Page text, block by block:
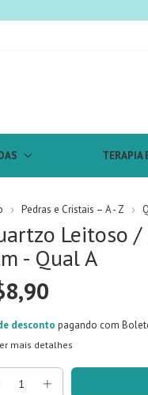
TERAPIA
Pedras e Cristais – A - Z
Leitoso /
- Qual A
desconto pagando com
mais detalhes